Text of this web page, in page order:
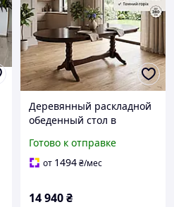
Деревянный раскладной
обеденный стол в
200+40+40/100 см /
Овальный стол из дерева
Готово к отправке
от 1494₴/мес
14 940₴